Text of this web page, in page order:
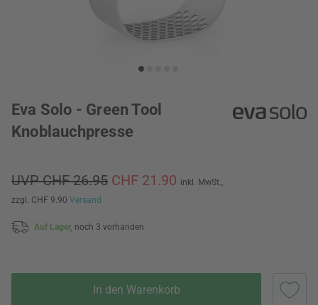
Eva Solo - Green Tool
Knoblauchpresse
UVP CHF 26.95 CHF 21.90 inkl. MwSt.,
zzgl. CHF 9.90 Versand
Auf Lager, noch 3 vorhanden
In den Warenkorb